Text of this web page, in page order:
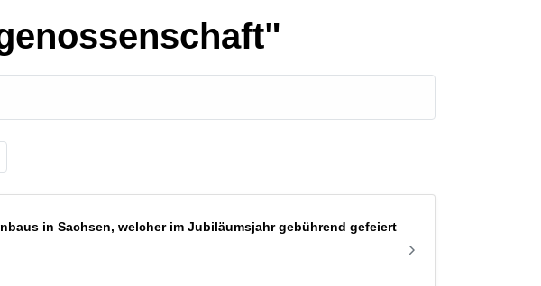
in Sachsen, welcher im Jubiläumsjahr gebührend gefeiert